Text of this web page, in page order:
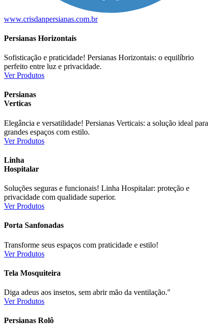
www.crisdanpersianas.com.br
Persianas Horizontais
Sofisticação e praticidade! Persianas Horizontais: o equilíbrio
perfeito entre luz e privacidade.
Ver Produtos
Persianas
Verticas
Elegância e versatilidade! Persianas Verticais: a solução ideal para
grandes espaços com estilo.
Ver Produtos
Linha
Hospitalar
Soluções seguras e funcionais! Linha Hospitalar: proteção e
privacidade com qualidade superior.
Ver Produtos
Porta Sanfonadas
Transforme seus espaços com praticidade e estilo!
Ver Produtos
Tela Mosquiteira
Diga adeus aos insetos, sem abrir mão da ventilação."
Ver Produtos
Persianas Rolô